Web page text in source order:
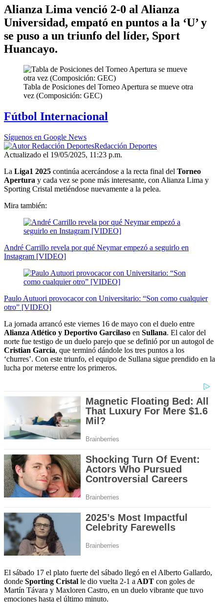
Alianza Lima venció 2-0 al Alianza
Universidad, empató en puntos a la ‘U’ y
se puso a un triunfo del líder, Sport
Huancayo.
Tabla de Posiciones del Torneo Apertura se mueve otra
vez (Composición: GEC)
Fútbol Internacional
Síguenos en Google News
Redacción Deportes
Actualizado el 19/05/2025, 11:23 p.m.
La Liga1 2025 continúa acercándose a la recta final del Torneo
Apertura y cada vez se pone más interesante, con Alianza Lima y
Sporting Cristal metiéndose nuevamente a la pelea.
Mira también:
André Carrillo revela por qué Neymar empezó a seguirlo en
Instagram [VIDEO]
Paulo Autuori provocacor con Universitario: “Son como cualquier
otro” [VIDEO]
La jornada arrancó este viernes 16 de mayo con el duelo entre
Alianza Atlético y Deportivo Garcilaso en Sullana. El calor del
norte fue testigo de un duelo parejo que se definió por un autogol de
Cristian García, que terminó dándole los tres puntos a los
‘churres’. Con este triunfo, el equipo de Sullana sigue prendido en la
lucha por meterse entre los primeros.
El sábado 17 el plato fuerte del sábado llegó en el Alberto Gallardo,
donde Sporting Cristal le dio vuelta 2-1 aADT con goles de
Martín Távara y Maxloren Castro, en un duelo vibrante que tuvo
emociones hasta el último minuto.